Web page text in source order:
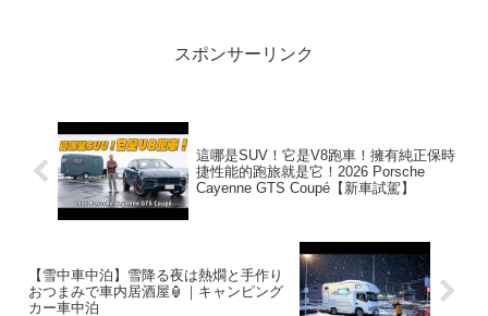
スポンサーリンク
這哪是SUV！它是V8跑車！擁有純正保時
捷性能的跑旅就是它！2026 Porsche
Cayenne GTS Coupé【新車試駕】
【雪中車中泊】雪降る夜は熱燗と手作り
おつまみで車内居酒屋🏮｜キャンピング
カー車中泊